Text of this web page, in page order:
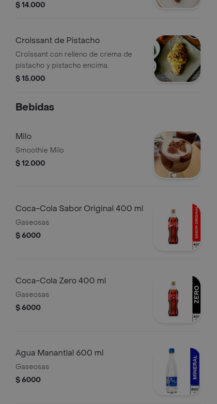
$ 14.000
Croissant de Pistacho
Croissant con relleno de crema de
pistacho y pistacho encima.
$ 15.000
Bebidas
Milo
Smoothie Milo
$ 12.000
Coca-Cola Sabor Original 400 ml
Gaseosas
$ 6000
Coca-Cola Zero 400 ml
Gaseosas
$ 6000
Agua Manantial 600 ml
Gaseosas
$ 6000